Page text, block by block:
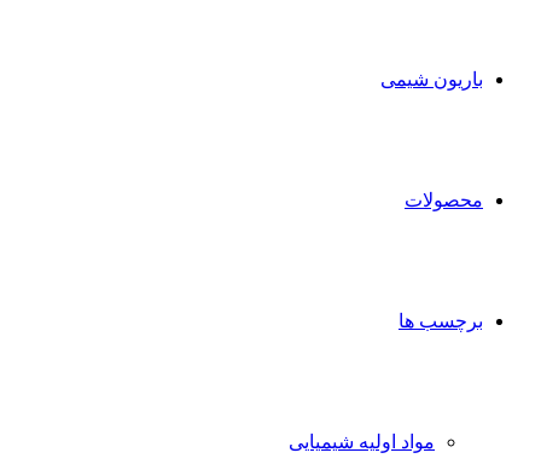
باریون شیمی
محصولات
برچسب ها
مواد اولیه شیمیایی